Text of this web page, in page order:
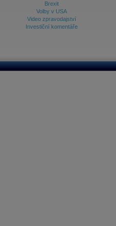
Brexit
Volby v USA
Video zpravodajství
Investiční komentáře